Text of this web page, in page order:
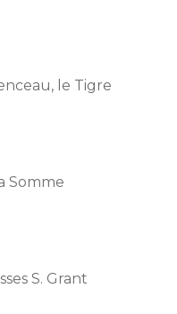
le Tigre
Somme
S. Grant